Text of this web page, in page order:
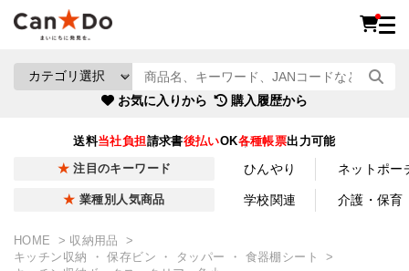
お気に入りから 購入履歴から
送料当社負担請求書後払いOK各種帳票出力可能
注目のキーワード ひんやり ネットポー
業種別人気商品 学校関連 介護・保育
HOME
収納用品
キッチン収納 ・ 保存ビン ・ タッパー ・ 食器棚シート